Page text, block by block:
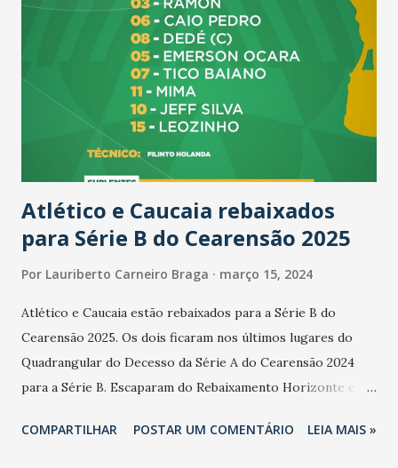
Cruz, no Cefat, em Fortaleza, pela 3ª Rodada do Cearensão
2024 Sub 17. 16 horas: Pacajus x Tirol, no Estádio Ronaldão,
em Pacajus, pela 6ª Rodada do Cearensão 2024 Série B. 16 às
20 horas: Festival de Teatro Shopping RioMar Fortaleza,
na Praça de Eventos Piso L1, com peças 'Os Bardos
Cantadores de Histórias' (Grupo Às de Teatro) e
'Laboriosos Contato' ...
Atlético e Caucaia rebaixados
para Série B do Cearensão 2025
Por Lauriberto Carneiro Braga março 15, 2024
Atlético e Caucaia estão rebaixados para a Série B do
Cearensão 2025. Os dois ficaram nos últimos lugares do
Quadrangular do Decesso da Série A do Cearensão 2024
para a Série B. Escaparam do Rebaixamento Horizonte e
juntamente com Iguatu, Floresta, Ferroviário, Ceará,
COMPARTILHAR POSTAR UM COMENTÁRIO LEIA MAIS »